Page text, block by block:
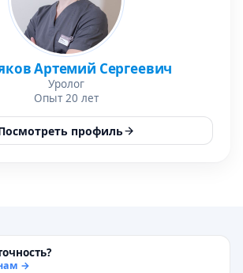
Артемий Сергеевич
Уролог
Опыт 20 лет
профиль
→